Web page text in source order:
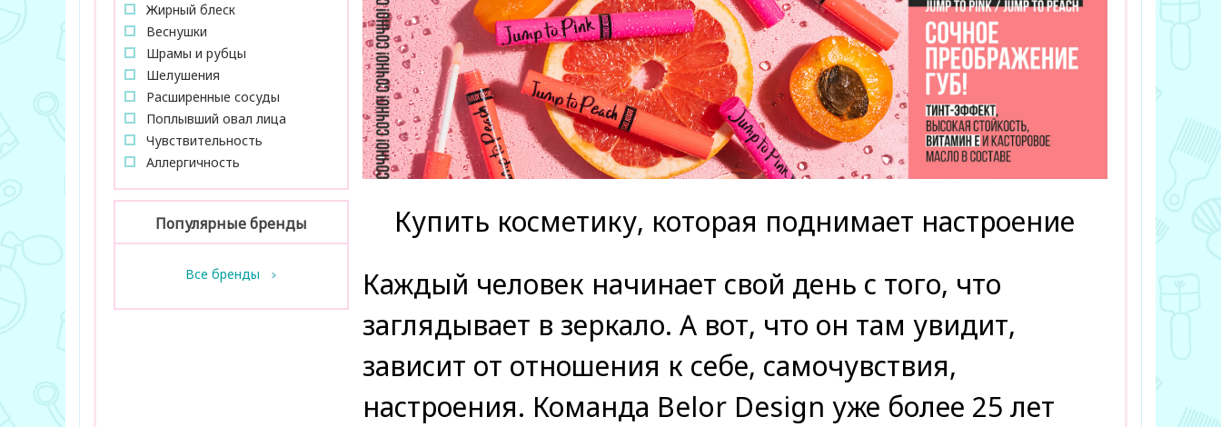
Жирный блеск
Веснушки
Шрамы и рубцы
Шелушения
Расширенные сосуды
Поплывший овал лица
Чувствительность
Аллергичность
Популярные бренды
Все бренды
Купить косметику, которая поднимает настроение
Каждый человек начинает свой день с того, что
заглядывает в зеркало. А вот, что он там увидит,
зависит от отношения к себе, самочувствия,
настроения. Команда Belor Design уже более 25 лет